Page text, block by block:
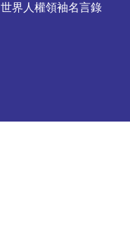
世界人權領袖名言錄